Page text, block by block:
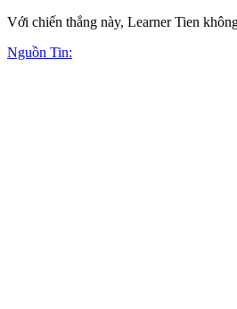
Với chiến thắng này, Learner Tien
Nguồn Tin: